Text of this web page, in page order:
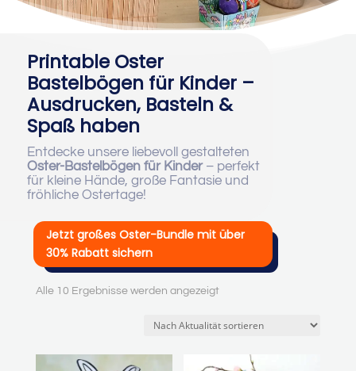
Printable Oster
Bastelbögen für Kinder –
Ausdrucken, Basteln &
Spaß haben
Entdecke unsere liebevoll gestalteten
Oster-Bastelbögen für Kinder– perfekt
für kleine Hände, große Fantasie und
fröhliche Ostertage!
Jetzt großes Oster-Bundle mit über
30% Rabatt sichern
Alle 10 Ergebnisse werden angezeigtNach